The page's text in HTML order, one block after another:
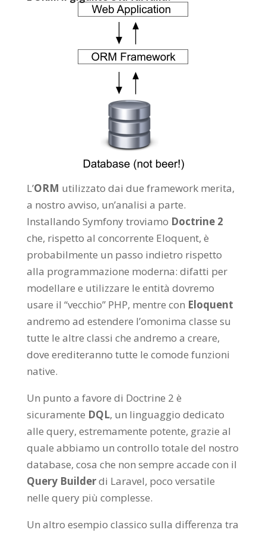
L’ORM utilizzato dai due framework merita,
a nostro avviso, un’analisi a parte.
Installando Symfony troviamo Doctrine 2
che, rispetto al concorrente Eloquent, è
probabilmente un passo indietro rispetto
alla programmazione moderna: difatti per
modellare e utilizzare le entità dovremo
usare il “vecchio” PHP, mentre con Eloquent
andremo ad estendere l’omonima classe su
tutte le altre classi che andremo a creare,
dove erediteranno tutte le comode funzioni
native.
Un punto a favore di Doctrine 2 è
sicuramente DQL, un linguaggio dedicato
alle query, estremamente potente, grazie al
quale abbiamo un controllo totale del nostro
database, cosa che non sempre accade con il
Query Builderdi Laravel, poco versatile
nelle query più complesse.
Un altro esempio classico sulla differenza tra